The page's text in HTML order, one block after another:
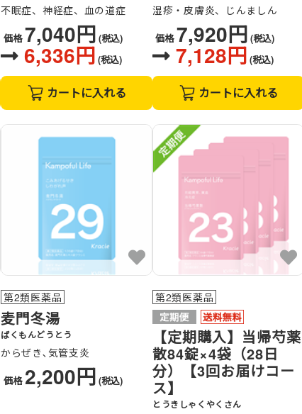
不眠症、神経症、血の道症
価格 7,040円 (税込)
6,336円 (税込)
カートに入れる
湿疹・皮膚炎、じんましん
価格 7,920円 (税込)
7,128円 (税込)
カートに入れる
麦門冬湯
ばくもんどうとう
第2類医薬品
からぜき､気管支炎
価格 2,200円 (税込)
【定期購入】当帰芍薬
散84錠×4袋（28日
分）【3回お届けコー
ス】
とうきしゃくやくさん
第2類医薬品